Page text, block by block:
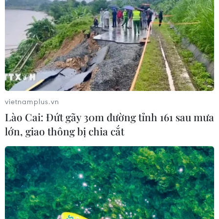
sóng" vì tuyển Việt Nam, chỉ ra lý do
Indonesia thua đau
04/08/2026 02:32
'Hủy diệt' Indonesia 3-0, tuyển Việt
Nam khẳng định vị thế nhà vô địch
ASEAN Cup 2026: Tuyển Việt Nam
bước vào thử thách lớn nhất
03/08/2026 13:04
Xem trực tiếp Indonesia-Việt Nam tại
vietnamplus.vn
Lào Cai: Đứt gãy 30m đường tỉnh 161 sau mưa
lớn, giao thông bị chia cắt